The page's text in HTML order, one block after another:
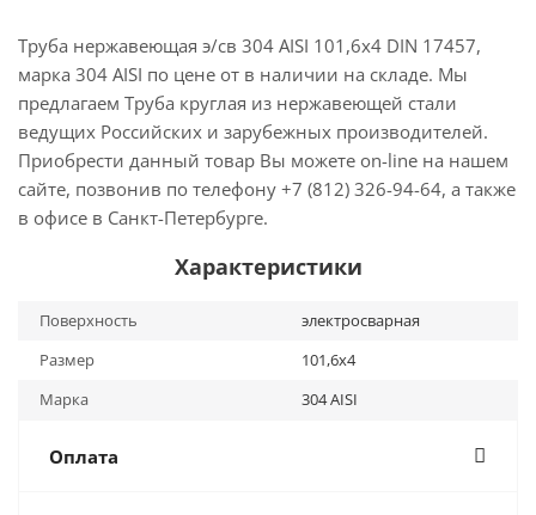
Труба нержавеющая э/св 304 AISI 101,6х4 DIN 17457,
марка 304 AISI по цене от в наличии на складе. Мы
предлагаем Труба круглая из нержавеющей стали
ведущих Российских и зарубежных производителей.
Приобрести данный товар Вы можете on-line на нашем
сайте, позвонив по телефону +7 (812) 326-94-64, а также
в офисе в Санкт-Петербурге.
Характеристики
Поверхность
электросварная
Размер
101,6х4
Марка
304 AISI
Оплата